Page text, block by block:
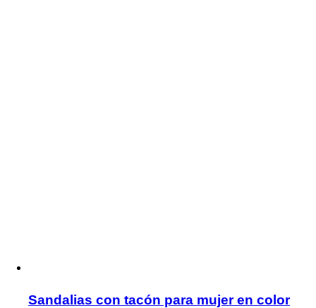
Sandalias con tacón para mujer en color